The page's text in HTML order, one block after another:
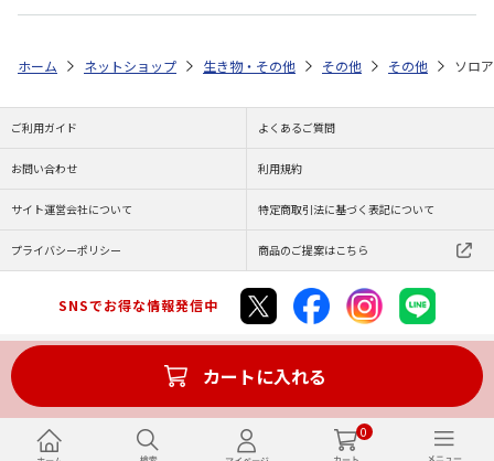
0
カートに入れる
ホーム ネットショップ 生き物・その他 その他 その他 ソロ
ご利用ガイド よくあるご質問
お問い合わせ 利用規約
サイト運営会社について 特定商取引法に基づく表記について
プライバシーポリシー 商品のご提案はこちら
SNSでお得な情報発信中